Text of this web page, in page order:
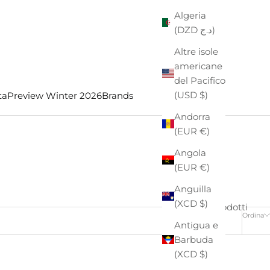
Preview Winter 2026Brands
Algeria
(DZD د.ج)
Altre isole
americane
del Pacifico
(USD $)
Andorra
(EUR €)
Angola
(EUR €)
Anguilla
(XCD $)
Antigua e
Barbuda
(XCD $)
Ordina
4 prodotti